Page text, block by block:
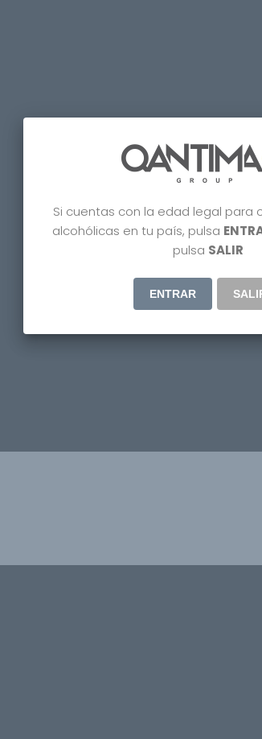
Si cuentas con la edad legal para
alcohólicas en tu país, pulsa
pulsa SALIR
ENTRAR